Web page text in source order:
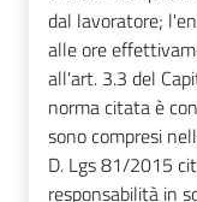
dal lavoratore;
alle ore
all'art. 3.3 del
norma citata è
sono compresi
D. Lgs 81/2015
responsabilità in